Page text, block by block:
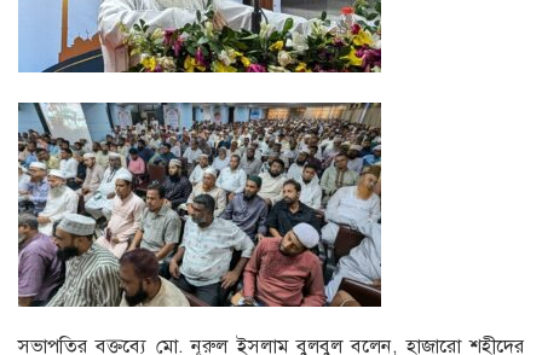
সভাপতির বক্তব্যে মো. নূরুল ইসলাম বুলবুল বলেন, হাজারো শহীদের